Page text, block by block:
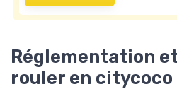
Réglementation
rouler en